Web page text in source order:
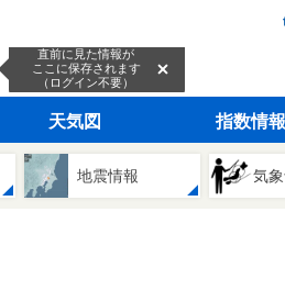
直前に見た情報が
ここに保存されます
（ログイン不要）
天気図 指数情報
地震情報 気